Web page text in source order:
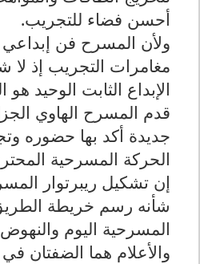
أحسن فضاء للتجريب.
ولأن المسرح فن إبداعي
مغامرات التجريب إذ
الإبداع الثابت الوحيد هو
قدم المسرح الهاوي
جديدة أكد بها حضوره
الحركة المسرحية
إن تشكيل ريبرتوار
شأنه رسم خريطة
المسرحية اليوم والنهوض
والأعلام هما الضفتان